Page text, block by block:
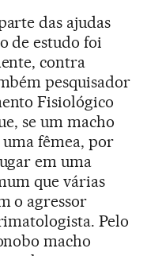
das ajudas
de estudo foi
contra
pesquisador
Fisiológico
se um macho
fêmea, por
em uma
que várias
o agressor
Pelo
macho